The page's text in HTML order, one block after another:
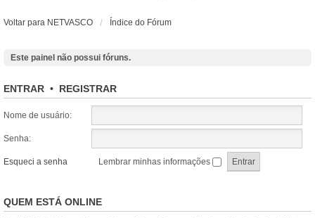
Voltar para NETVASCO Índice do Fórum
Este painel não possui fóruns.
ENTRAR • REGISTRAR
Nome de usuário:
Senha:
Esqueci a senha Lembrar minhas informações
QUEM ESTÁ ONLINE